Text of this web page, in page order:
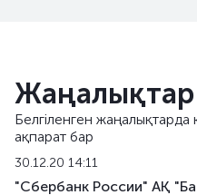
KFUSb56
KFUSb57
KFUSb58
Жаңалықтар
Белгіленген
ақпарат бар
30.12.20 14:11
"Сбербанк России" АҚ